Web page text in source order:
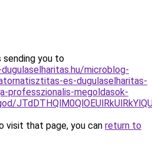
sending you to
microblog-
es-dugulaselharitas-
professzionalis-megoldasok-
visit that page, you can return to